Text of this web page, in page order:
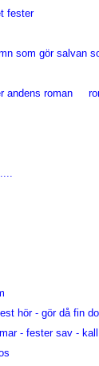
fester
som gör salvan
andens roman
hör - gör då fin
- fester sav -